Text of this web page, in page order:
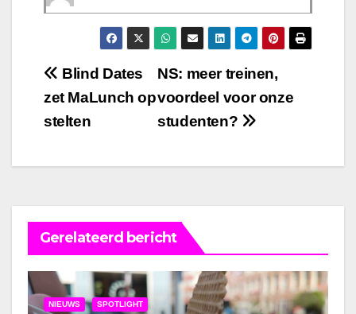
Bericht
navigatie
NS: meer treinen,
voordeel voor onze
studenten?
Blind Dates
zet MaLunch op
stelten
Gerelateerd bericht
NIEUWS SPOTLIGHT